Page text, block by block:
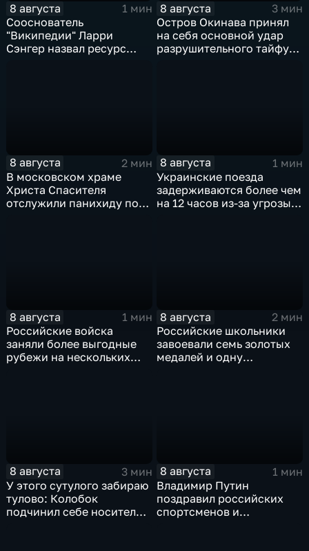
8 августа
1 мин
Сооснователь
"Википедии" Ларри
Сэнгер назвал ресурс
8 августа
3 мин
Остров Окинава принял
на себя основной удар
разрушительного тайфуна
8 августа
2 мин
В московском храме
Христа Спасителя
отслужили панихиду по
8 августа
1 мин
Украинские поезда
задерживаются более чем
на 12 часов из-за угрозы
8 августа
1 мин
Российские войска
заняли более выгодные
рубежи на нескольких
8 августа
2 мин
Российские школьники
завоевали семь золотых
медалей и одну
8 августа
3 мин
У этого сутулого забираю
тулово: Колобок
подчинил себе носителя в
8 августа
1 мин
Владимир Путин
поздравил российских
спортсменов и